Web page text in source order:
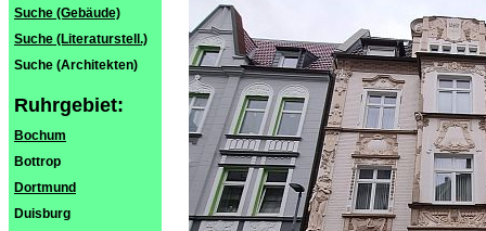
Suche (Gebäude)
Suche (Literaturstell.)
Suche (Architekten)
Ruhrgebiet:
Bochum
Bottrop
Dortmund
Duisburg